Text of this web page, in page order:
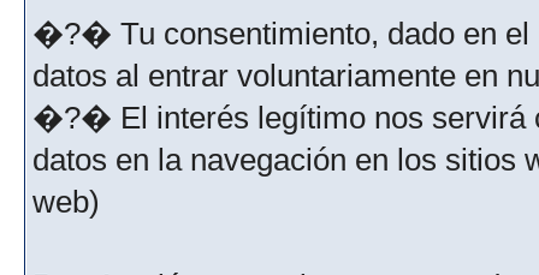
�?� Tu consentimiento, dado en el
datos al entrar voluntariamente en
�?� El interés legítimo nos servirá
datos en la navegación en los sitios
web)